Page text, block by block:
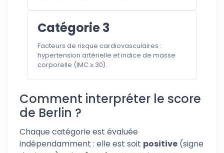
Catégorie 3
Facteurs de risque cardiovasculaires :
hypertension artérielle et indice de masse
corporelle (IMC ≥ 30).
Comment interpréter le score
de Berlin ?
Chaque catégorie est évaluée
indépendamment : elle est soit positive (signe